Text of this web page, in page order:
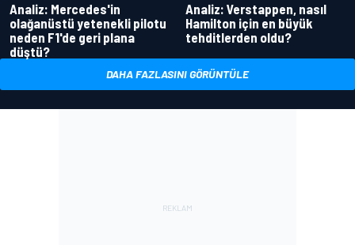
Analiz: Mercedes'in
olağanüstü yetenekli pilotu
neden F1'de geri plana
düştü?
Analiz: Verstappen, nasıl
Hamilton için en büyük
tehditlerden oldu?
DAHA FAZLASINI GÖRÜNTÜLE